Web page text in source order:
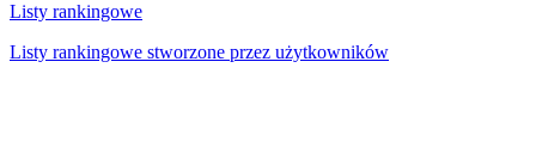
Listy rankingowe
Listy rankingowe stworzone przez użytkowników